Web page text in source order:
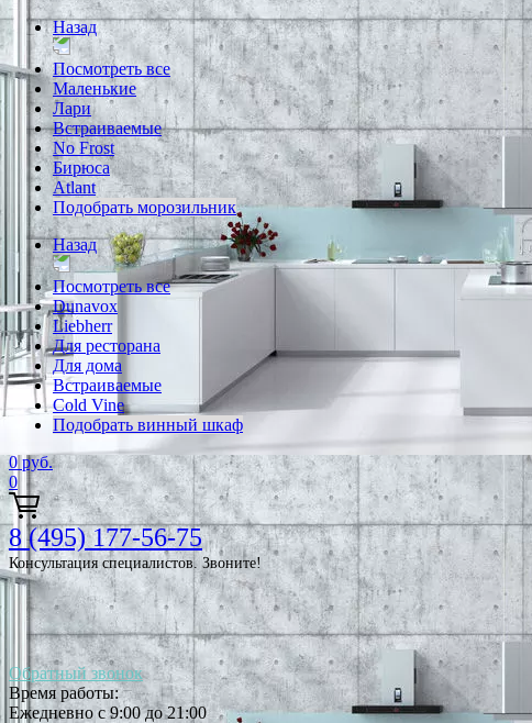
Назад
Посмотреть все
Маленькие
Лари
Встраиваемые
No Frost
Бирюса
Atlant
Подобрать морозильник
Назад
Посмотреть все
Dunavox
Liebherr
Для ресторана
Для дома
Встраиваемые
Cold Vine
Подобрать винный шкаф
0 руб.
0
8 (495) 177-56-75
Консультация специалистов. Звоните!
Обратный звонок
Время работы:
Ежедневно с 9:00 до 21:00